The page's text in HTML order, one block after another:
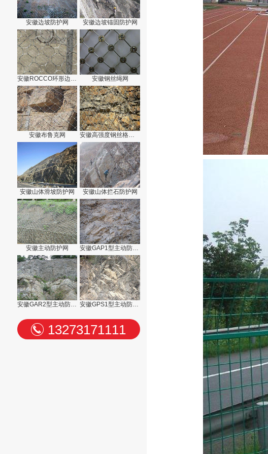
安徽边坡防护网 安徽边坡锚固防护网
安徽ROCCO环形边坡防护网 安徽钢丝绳网
安徽布鲁克网 安徽高强度钢丝格栅网
安徽山体滑坡防护网 安徽山体拦石防护网
安徽主动防护网
安徽GAR2型主动防护网 安徽GPS1型主动防护网
13273171111